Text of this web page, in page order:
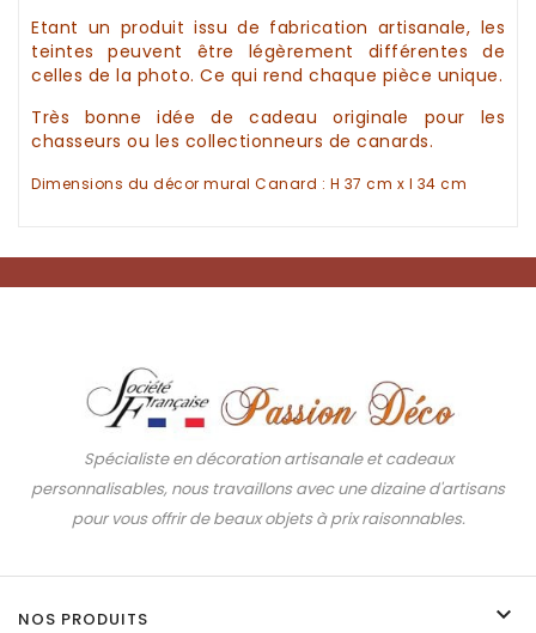
Etant un produit issu de fabrication artisanale, les
teintes peuvent être légèrement différentes de
celles de la photo. Ce qui rend chaque pièce unique.
Très bonneidée de cadeau originale pour les
chasseurs ou les collectionneurs de canards.
Dimensions du décor mural Canard : H 37 cm x l 34 cm
Spécialiste en décoration artisanale et cadeaux
personnalisables, nous travaillons avec une dizaine d'artisans
pour vous offrir de beaux objets à prix raisonnables.
NOS PRODUITS 